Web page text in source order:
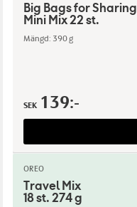
Big Bags for Sharing
Mini Mix 22 st.
Mängd: 390 g
SEK 139:-
OREO
Travel Mix
18 st. 274 g